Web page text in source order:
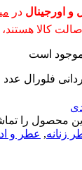
و اورجینال در
کالا
فلورال عدد
محصول را
زنانه, عطر و